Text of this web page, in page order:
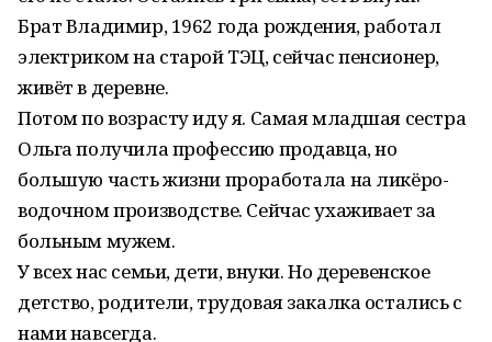
Брат Владимир, 1962 года рождения, работал
электриком на старой ТЭЦ, сейчас пенсионер,
живёт в деревне.
Потом по возрасту иду я. Самая младшая сестра
Ольга получила профессию продавца, но
большую часть жизни проработала на ликёро-
водочном производстве. Сейчас ухаживает за
больным мужем.
У всех нас семьи, дети, внуки. Но деревенское
детство, родители, трудовая закалка остались с
нами навсегда.